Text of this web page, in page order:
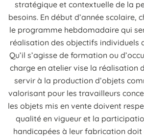
stratégique et contextuelle de la
besoins. En début d’année scolaire,
le programme hebdomadaire qui
réalisation des objectifs individuels
Qu’il s’agisse de formation ou
charge en atelier vise la réalisation
servir à la production d’objets
valorisant pour les travailleurs
les objets mis en vente doivent
qualité en vigueur et la
handicapées à leur fabrication doit